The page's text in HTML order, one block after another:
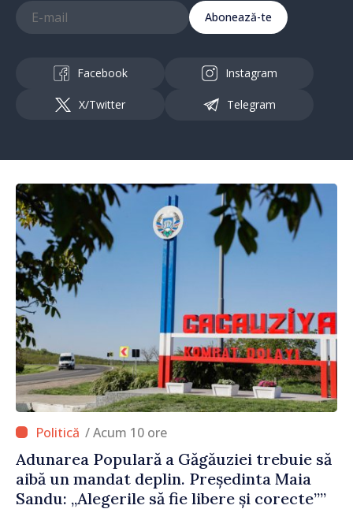
Abonează-te
Facebook Instagram
X/Twitter Telegram
/ Acum 10 ore
Adunarea Populară a Găgăuziei trebuie să
aibă un mandat deplin. Președinta Maia
Sandu: „Alegerile să fie libere și corecte””